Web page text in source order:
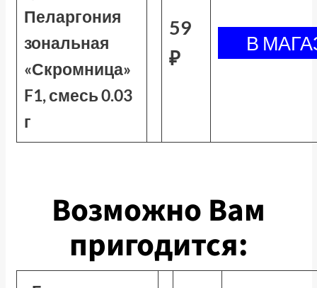
Пеларгония
зональная
«Скромница»
F1, смесь 0.03
г
59
₽
Возможно Вам
пригодится: